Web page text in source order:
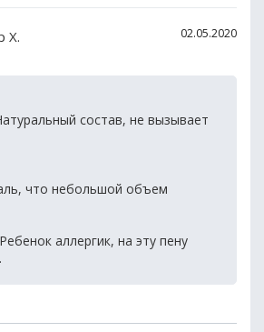
Х. 02.05.2020
состав, не вызывает
что небольшой объем
Ребенок аллергик, на эту пену